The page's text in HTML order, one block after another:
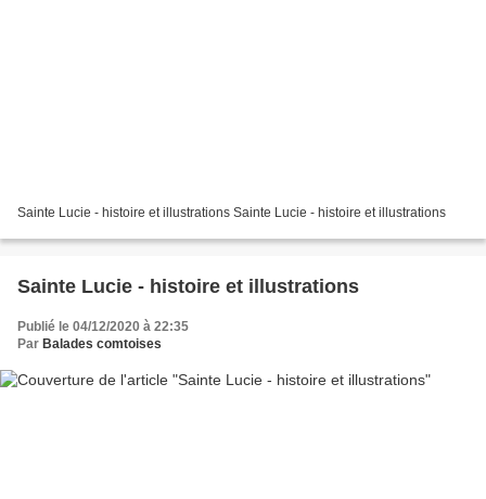
Sainte Lucie - histoire et illustrations Sainte Lucie - histoire et illustrations
Sainte Lucie - histoire et illustrations
Publié le 04/12/2020 à 22:35
Par Balades comtoises